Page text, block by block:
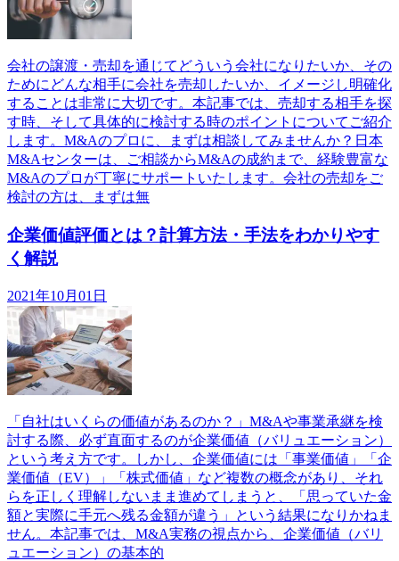
会社の譲渡・売却を通じてどういう会社になりたいか、その
ためにどんな相手に会社を売却したいか、イメージし明確化
することは非常に大切です。本記事では、売却する相手を探
す時、そして具体的に検討する時のポイントについてご紹介
します。M&Aのプロに、まずは相談してみませんか？日本
M&Aセンターは、ご相談からM&Aの成約まで、経験豊富な
M&Aのプロが丁寧にサポートいたします。会社の売却をご
検討の方は、まずは無
企業価値評価とは？計算方法・手法をわかりやす
く解説
2021年10月01日
「自社はいくらの価値があるのか？」M&Aや事業承継を検
討する際、必ず直面するのが企業価値（バリュエーション）
という考え方です。しかし、企業価値には「事業価値」「企
業価値（EV）」「株式価値」など複数の概念があり、それ
らを正しく理解しないまま進めてしまうと、「思っていた金
額と実際に手元へ残る金額が違う」という結果になりかねま
せん。本記事では、M&A実務の視点から、企業価値（バリ
ュエーション）の基本的